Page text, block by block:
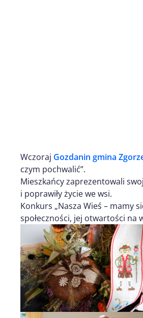
Wczoraj Gozdanin gmina
czym pochwalić”.
Mieszkańcy zaprezentowali
i poprawiły życie we wsi.
Konkurs „Nasza Wieś – mamy
społeczności, jej otwartości na